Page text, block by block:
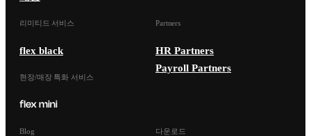
리미티드 서비스
flex black
현장/매장 특화 서비스
Partners
HR Partners
Payroll Partners
Blog 다운로드